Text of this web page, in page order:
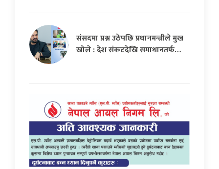
संसदमा प्रश्न उठेपछि प्रधानमन्त्रीले मुख
खोले : देश संकटदेखि समाधानतर्फ…